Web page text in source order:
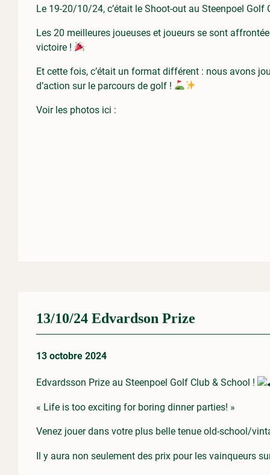
Le 19-20/10/24, c’était le Shoot-out au Steenpoel Golf
Les 20 meilleures joueuses et joueurs se sont
victoire !
Et cette fois, c’était un format différent : nous avons
d’action sur le parcours de golf !
Voir les photos ici :
13/10/24 Edvardson Prize
13 octobre 2024
Edvardsson Prize au Steenpoel Golf Club & School !
« Life is too exciting for boring dinner parties! »
Venez jouer dans votre plus belle tenue old-school/
Il y aura non seulement des prix pour les vainqueurs